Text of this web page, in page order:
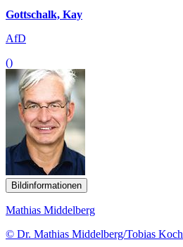
Gottschalk, Kay
AfD
()
Bildinformationen
Mathias Middelberg
© Dr. Mathias Middelberg/Tobias Koch